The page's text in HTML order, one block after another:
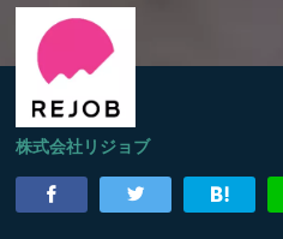
株式会社リジョブ